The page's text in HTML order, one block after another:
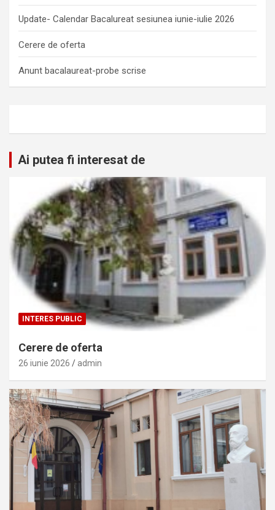
Update- Calendar Bacalureat sesiunea iunie-iulie 2026
Cerere de oferta
Anunt bacalaureat-probe scrise
Ai putea fi interesat de
INTERES PUBLIC
Cerere de oferta
26 iunie 2026 admin